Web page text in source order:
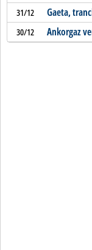
31/12 Gaeta,
30/12 Ankorgaz